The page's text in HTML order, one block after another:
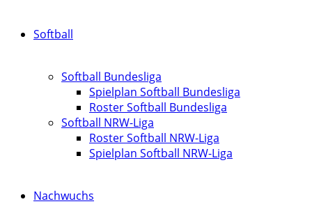
Softball
Softball Bundesliga
Spielplan Softball Bundesliga
Roster Softball Bundesliga
Softball NRW-Liga
Roster Softball NRW-Liga
Spielplan Softball NRW-Liga
Nachwuchs